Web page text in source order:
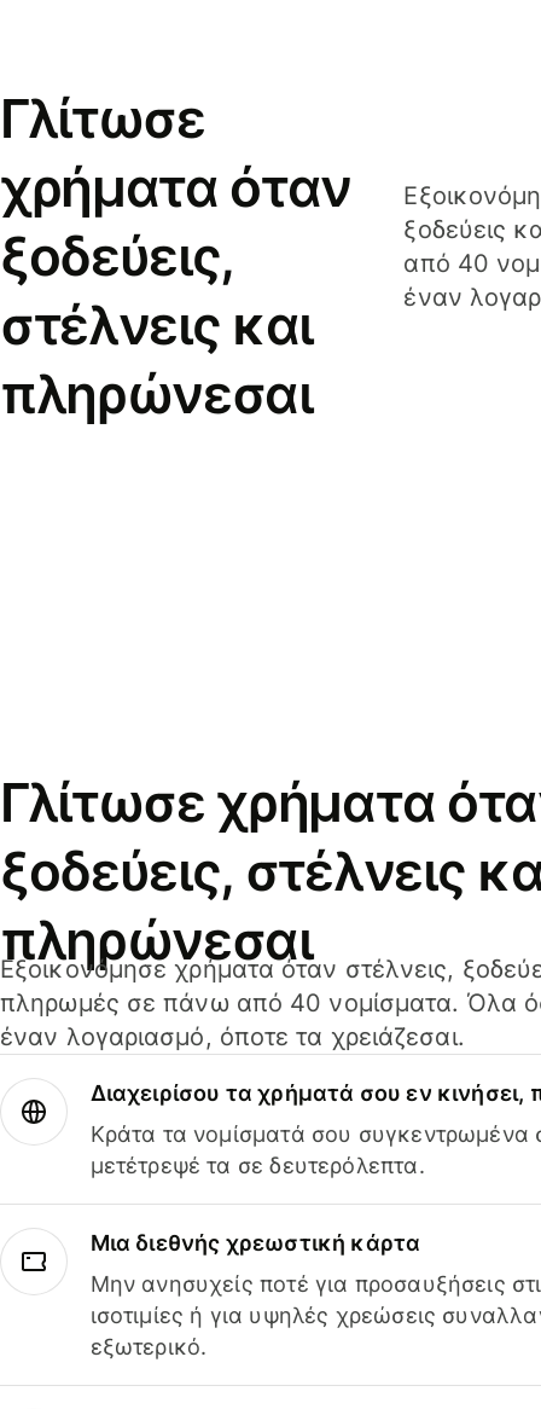
Γλίτωσε
χρήματα όταν
ξοδεύεις,
στέλνεις και
πληρώνεσαι
ξοδεύεις
από 40
έναν
Γλίτωσε χρήματα
ξοδεύεις, στέλνεις
πληρώνεσαι
Εξοικονόμησε χρήματα όταν στέλνεις,
πληρωμές σε πάνω από 40 νομίσματα. Όλα
έναν λογαριασμό, όποτε τα χρειάζεσαι.
Διαχειρίσου τα χρήματά σου εν
Κράτα τα νομίσματά σου συγκεντρωμένα
μετέτρεψέ τα σε δευτερόλεπτα.
Μια διεθνής χρεωστική κάρτα
Μην ανησυχείς ποτέ για προσαυξήσεις
ισοτιμίες ή για υψηλές χρεώσεις
εξωτερικό.